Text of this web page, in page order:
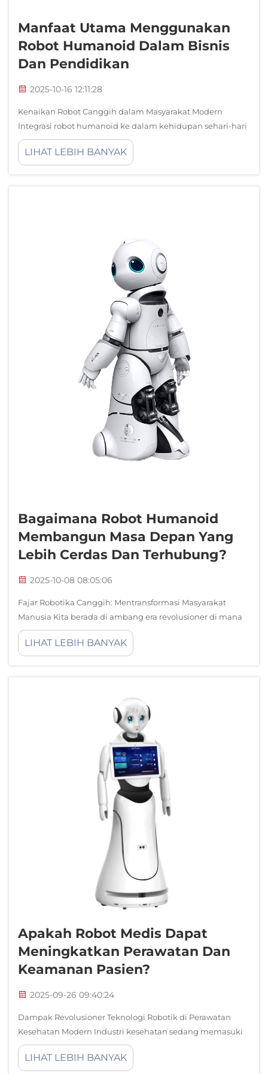
Manfaat Utama Menggunakan
Robot Humanoid Dalam Bisnis
Dan Pendidikan
2025-10-16 12:11:28
Kenaikan Robot Canggih dalam Masyarakat Modern
Integrasi robot humanoid ke dalam kehidupan sehari-hari
mewakili salah satu lompatan teknologi paling signifikan
pada abad ke-21. Mesin canggih ini, dirancang untuk
LIHAT LEBIH BANYAK
Bagaimana Robot Humanoid
Membangun Masa Depan Yang
Lebih Cerdas Dan Terhubung?
2025-10-08 08:05:06
Fajar Robotika Canggih: Mentransformasi Masyarakat
Manusia Kita berada di ambang era revolusioner di mana
robot humanoid berubah dari fiksi ilmiah menjadi
kenyataan. Mesin canggih ini, dirancang untuk
mencerminkan bentuk dan kemampuan manusia...
LIHAT LEBIH BANYAK
Apakah Robot Medis Dapat
Meningkatkan Perawatan Dan
Keamanan Pasien?
2025-09-26 09:40:24
Dampak Revolusioner Teknologi Robotik di Perawatan
Kesehatan Modern Industri kesehatan sedang memasuki
era transformasi ketika robot medis semakin menjadi
bagian integral dari pemberian perawatan kepada pasien.
LIHAT LEBIH BANYAK